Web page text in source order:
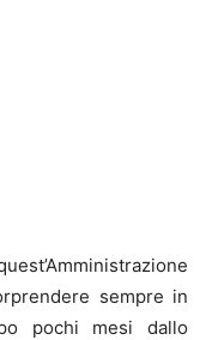
sempre in
pochi mesi dallo